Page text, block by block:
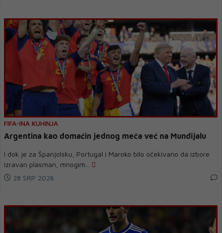
FIFA-INA KUHINJA
Argentina kao domaćin jednog meča već na Mundijalu
I dok je za Španjolsku, Portugal i Maroko bilo očekivano da izbore
izravan plasman, mnogim...
28 SRP 2026